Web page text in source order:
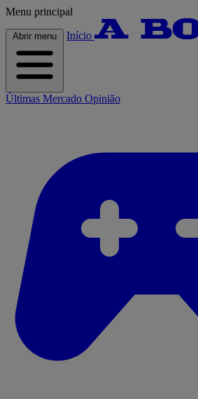
Menu principal
Abrir menu Início
Últimas Mercado Opinião